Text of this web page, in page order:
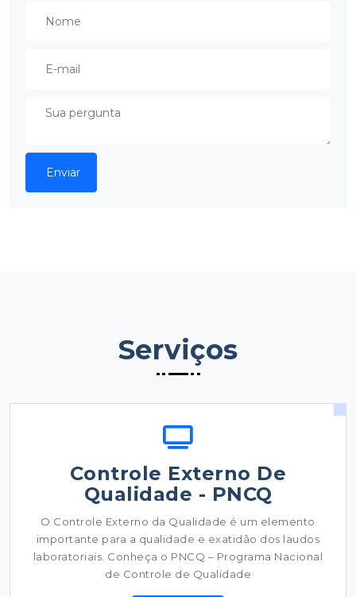
Serviços
Controle Externo De
Qualidade - PNCQ
O Controle Externo da Qualidade é um elemento
importante para a qualidade e exatidão dos laudos
laboratoriais. Conheça o PNCQ – Programa Nacional
de Controle de Qualidade